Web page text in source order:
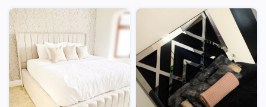
Vista